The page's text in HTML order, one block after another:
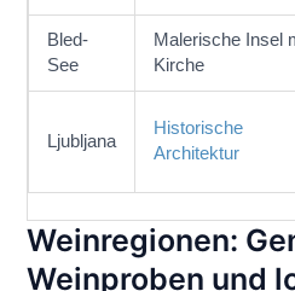
Bled-
See
Malerische Insel
Kirche
Ljubljana
Historische
Architektur
Weinregionen:
Weinproben und